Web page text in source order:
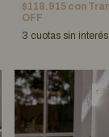
$118.915 con
OFF
3 cuotas sin